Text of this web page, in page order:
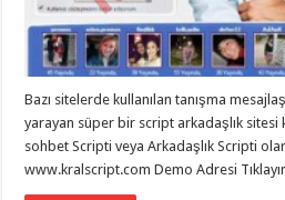
taşımacılık,
gaziantep
gaziantep
evden
taşımacılık,
gaziantep
Bazı sitelerde kullanılan tanışma
yarayan süper bir script arkadaşlık sitesi
sohbet Scripti veya Arkadaşlık Scripti
www.kralscript.com Demo Adresi